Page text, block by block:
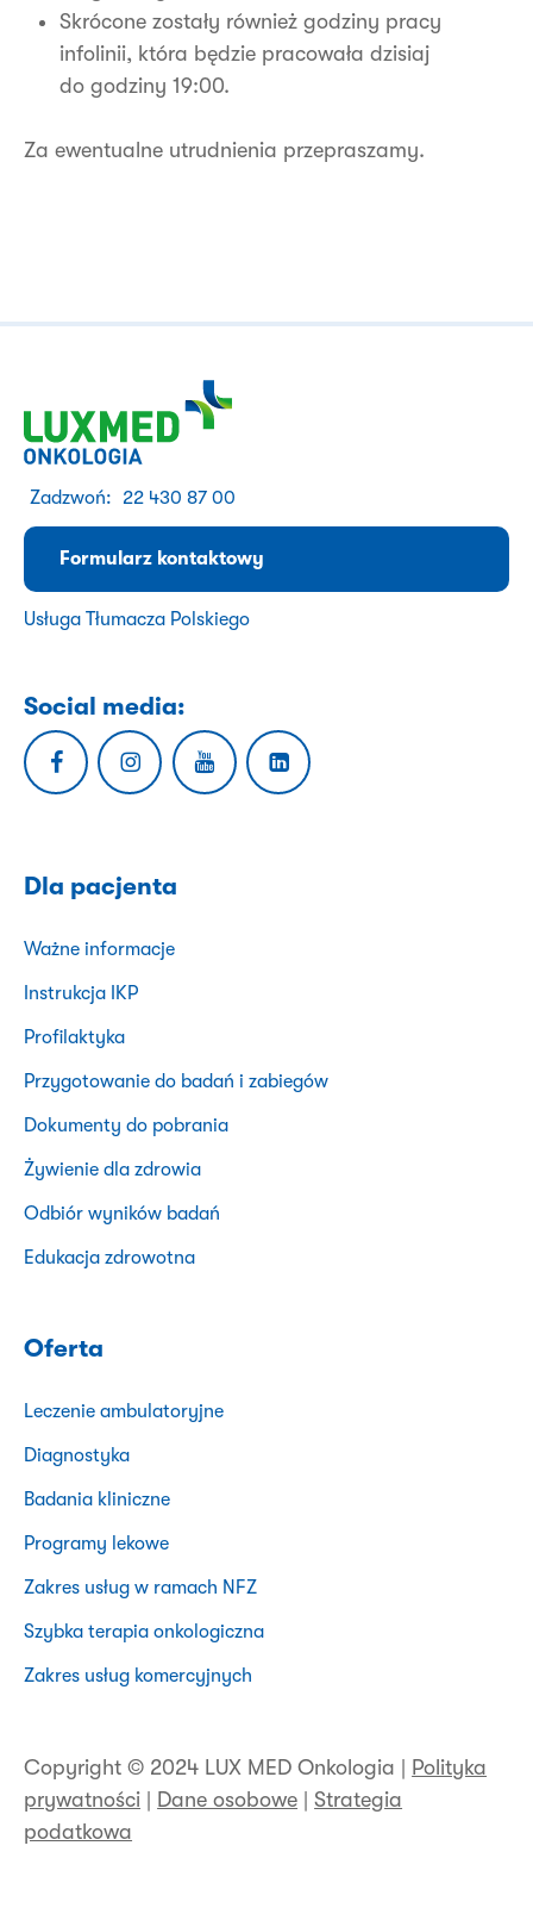
Skrócone zostały również godziny pracy
infolinii, która będzie pracowała dzisiaj
do godziny 19:00.
Za ewentualne utrudnienia przepraszamy.
Zadzwoń: 22 430 87 00
Formularz kontaktowy
Usługa Tłumacza Polskiego
Social media:
Dla pacjenta
Ważne informacje
Instrukcja IKP
Profilaktyka
Przygotowanie do badań i zabiegów
Dokumenty do pobrania
Żywienie dla zdrowia
Odbiór wyników badań
Edukacja zdrowotna
Oferta
Leczenie ambulatoryjne
Diagnostyka
Badania kliniczne
Programy lekowe
Zakres usług w ramach NFZ
Szybka terapia onkologiczna
Zakres usług komercyjnych
Copyright © 2024 LUX MED Onkologia | Polityka
prywatności | Dane osobowe |Strategia
podatkowa